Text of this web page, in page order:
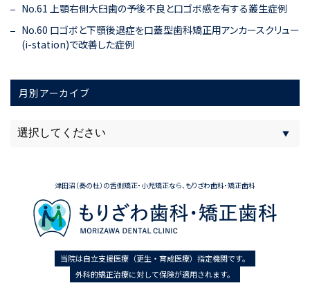
No.61 上顎右側大臼歯の予後不良と口ゴボ感を有する叢生症例
No.60 口ゴボと下顎後退症を口蓋型歯科矯正用アンカースクリュー
(i-station)で改善した症例
月別アーカイブ
津田沼（奏の杜）の舌側矯正・小児矯正なら、もりざわ歯科・矯正歯科
当院は自立支援医療（更生・育成医療）指定機関です。
外科的矯正治療に対して保険が適用されます。